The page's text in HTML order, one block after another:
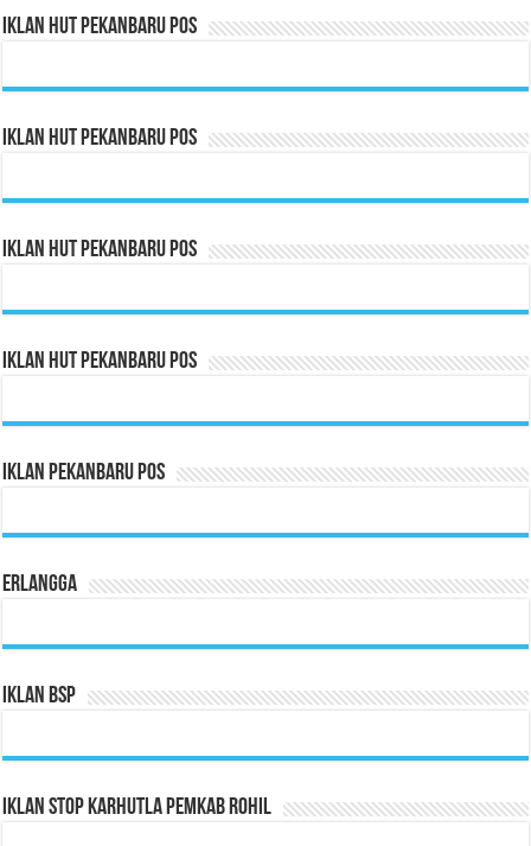
Iklan HUT Pekanbaru Pos
Iklan HUT Pekanbaru Pos
Iklan HUT Pekanbaru Pos
Iklan HUT Pekanbaru Pos
Iklan Pekanbaru Pos
Erlangga
Iklan BSP
Iklan Stop Karhutla Pemkab Rohil